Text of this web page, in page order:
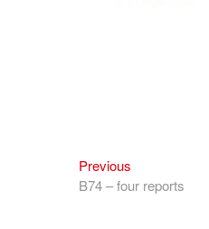
Điều
hướng
Previous
post:
B74 – four reports